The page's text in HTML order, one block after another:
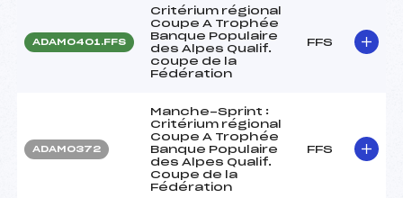
ADAM0401.FFS
Critérium régional
Coupe A Trophée
Banque Populaire
des Alpes Qualif.
coupe de la
Fédération
FFS
ADAM0372
Manche-Sprint :
Critérium régional
Coupe A Trophée
Banque Populaire
des Alpes Qualif.
Coupe de la
Fédération
FFS